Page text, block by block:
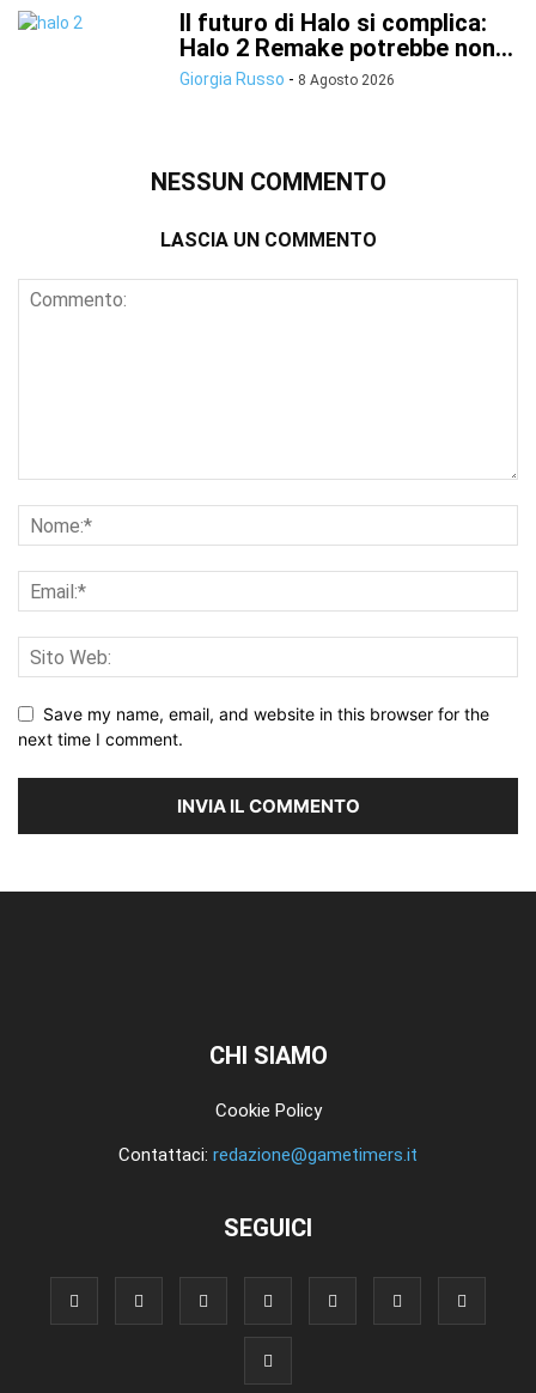
Il futuro di Halo si complica:
Halo 2 Remake potrebbe non...
Giorgia Russo - 8 Agosto 2026
NESSUN COMMENTO
LASCIA UN COMMENTO
Save my name, email, and website in this browser for the
next time I comment.
CHI SIAMO
Cookie Policy
Contattaci: redazione@gametimers.it
SEGUICI